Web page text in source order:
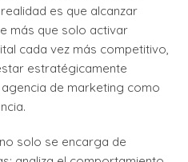
es que alcanzar
más que solo activar
cada vez más competitivo,
estratégicamente
de marketing como
solo se encarga de